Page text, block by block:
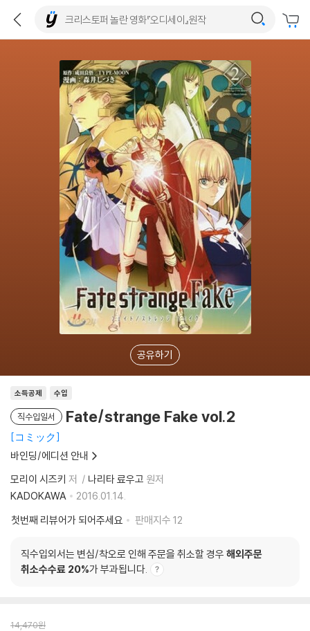
공유하기
소득공제 수입
직수입일서 Fate/strange Fake vol.2
コミック
바인딩/에디션 안내
모리이 시즈키 저 나리타 료우고 원저
KADOKAWA
2016.01.14.
첫번째 리뷰어가 되어주세요
판매지수 12
직수입외서는 변심/착오로 인해 주문을 취소할 경우 해외주문
취소수수료 20%가 부과됩니다.
14,470원